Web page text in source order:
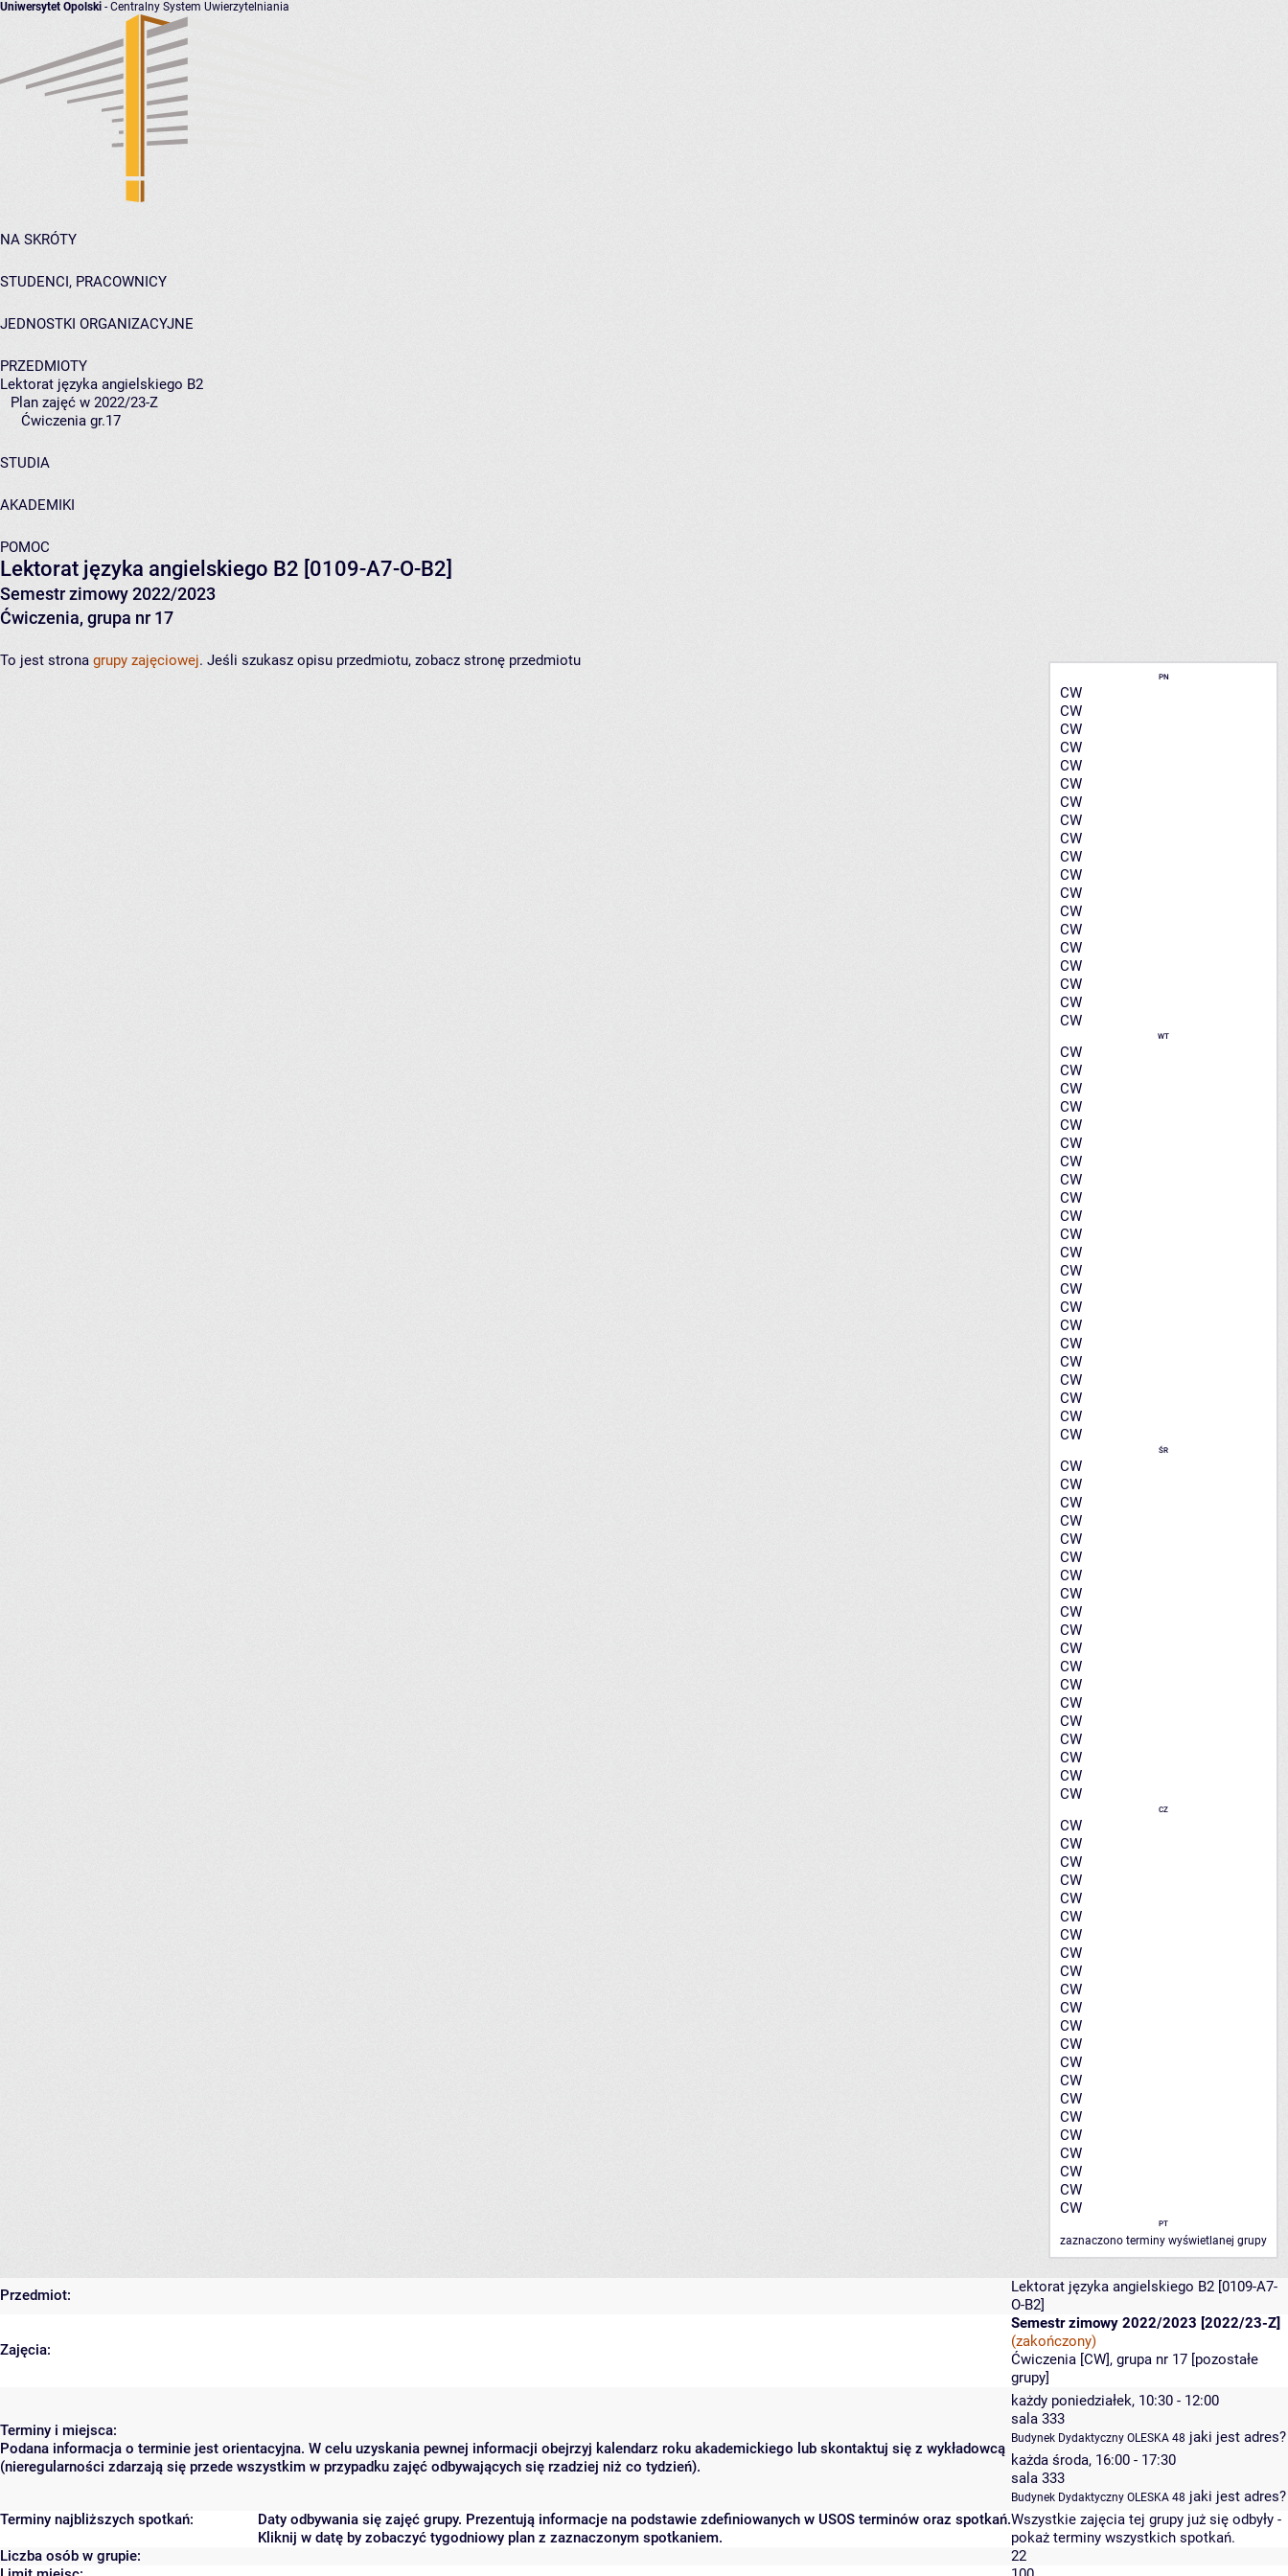
Uniwersytet Opolski - Centralny System Uwierzytelniania
NA SKRÓTY
STUDENCI, PRACOWNICY
JEDNOSTKI ORGANIZACYJNE
PRZEDMIOTY
Lektorat języka angielskiego B2
Plan zajęć w 2022/23-Z
Ćwiczenia gr.17
STUDIA
AKADEMIKI
POMOC
Lektorat języka angielskiego B2 [0109-A7-O-B2]
Semestr zimowy 2022/2023
Ćwiczenia, grupa nr 17
PN
CW
CW
CW
CW
CW
CW
CW
CW
CW
CW
CW
CW
CW
CW
CW
CW
CW
CW
CW
WT
CW
CW
CW
CW
CW
CW
CW
CW
CW
CW
CW
CW
CW
CW
CW
CW
CW
CW
CW
CW
CW
CW
ŚR
CW
CW
CW
CW
CW
CW
CW
CW
CW
CW
CW
CW
CW
CW
CW
CW
CW
CW
CW
CZ
CW
CW
CW
CW
CW
CW
CW
CW
CW
CW
CW
CW
CW
CW
CW
CW
CW
CW
CW
CW
CW
CW
PT
zaznaczono terminy wyświetlanej grupy
To jest strona grupy zajęciowej. Jeśli szukasz opisu przedmiotu, zobacz stronę przedmiotu
Przedmiot: Lektorat języka angielskiego B2 [0109-A7-
O-B2]
Zajęcia:
Semestr zimowy 2022/2023 [2022/23-Z]
(zakończony)
Ćwiczenia [CW], grupa nr 17 [pozostałe
grupy]
Terminy i miejsca:
Podana informacja o terminie jest orientacyjna. W celu uzyskania pewnej informacji obejrzyj kalendarz roku akademickiego lub skontaktuj się z wykładowcą
(nieregularności zdarzają się przede wszystkim w przypadku zajęć odbywających się rzadziej niż co tydzień).
każdy poniedziałek, 10:30 - 12:00
sala 333
Budynek Dydaktyczny OLESKA 48 jaki jest adres?
każda środa, 16:00 - 17:30
sala 333
Budynek Dydaktyczny OLESKA 48 jaki jest adres?
Terminy najbliższych spotkań:
Daty odbywania się zajęć grupy. Prezentują informacje na podstawie zdefiniowanych w USOS terminów oraz spotkań.
Kliknij w datę by zobaczyć tygodniowy plan z zaznaczonym spotkaniem.
Wszystkie zajęcia tej grupy już się odbyły -
pokaż terminy wszystkich spotkań.
Liczba osób w grupie:
22